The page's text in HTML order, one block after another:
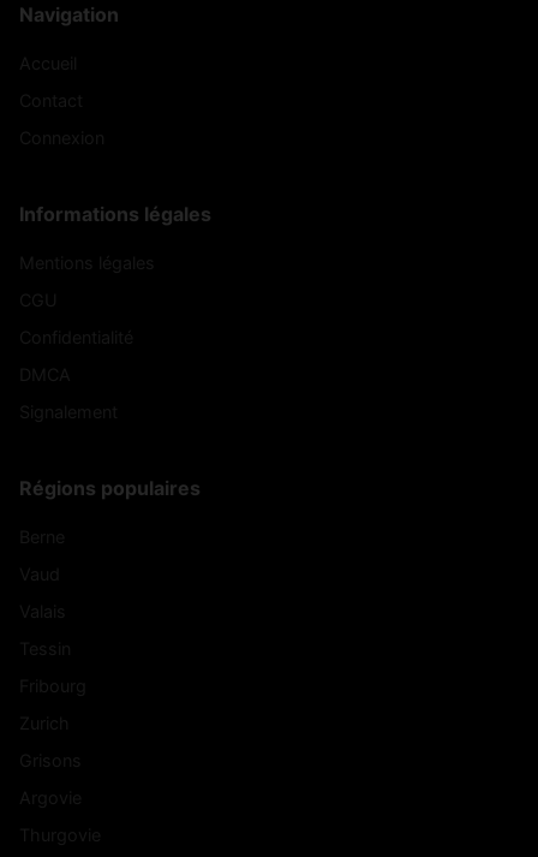
Navigation
Informations légales
Régions populaires